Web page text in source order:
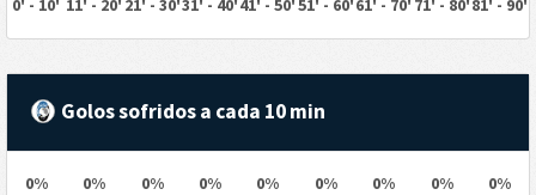
0' - 10' 11' - 20' 21' - 30'31' - 40'41' - 50'51' - 60'61' - 70' 71' - 80'81' - 90'
Golos sofridos a cada 10 min
0% 0% 0% 0% 0% 0% 0% 0% 0%